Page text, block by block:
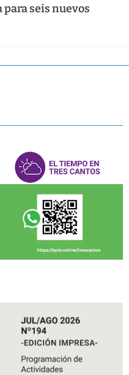
seis nuevos